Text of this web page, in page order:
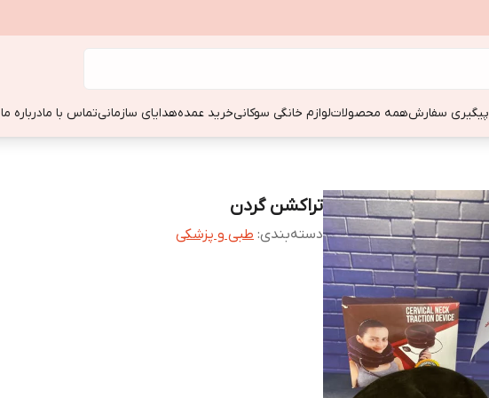
پیگیری سفارشهمه محصولاتلوازم خانگی سوکانیخرید عمدههدایای سازمانیتماس با مادرباره ما
تراکشن گردن
دسته‌بندی: طبی و پزشکی